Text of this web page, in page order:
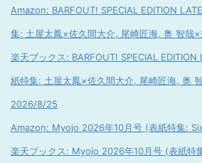
Amazon: BARFOUT! SPECIAL EDITION
集: 土屋太鳳×佐久間大介, 尾崎匠海, 奥 智哉
楽天ブックス: BARFOUT! SPECIAL
紙特集: 土屋太鳳×佐久間大介, 尾崎匠海, 奥
2026/8/25
Amazon: Myojo 2026年10月号 (表紙特集:
楽天ブックス: Myojo 2026年10月号 (表紙特